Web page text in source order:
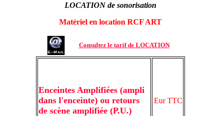
LOCATION de sonorisation
Matériel en location RCF ART
Consultez le tarif de LOCATION
Enceintes Amplifiées (ampli
dans l'enceinte) ou retours
de scène amplifiée (P.U.)
Eur TTC